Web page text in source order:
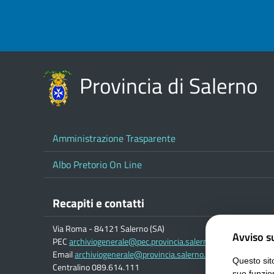
Provincia di Salerno
Amministrazione Trasparente
Albo Pretorio On Line
Recapiti e contatti
Via Roma - 84121 Salerno (SA)
PECarchiviogenerale@pec.provincia.salerno.it
Emailarchiviogenerale@provincia.salerno.it
Centralino 089.614.111
Avviso
Questo